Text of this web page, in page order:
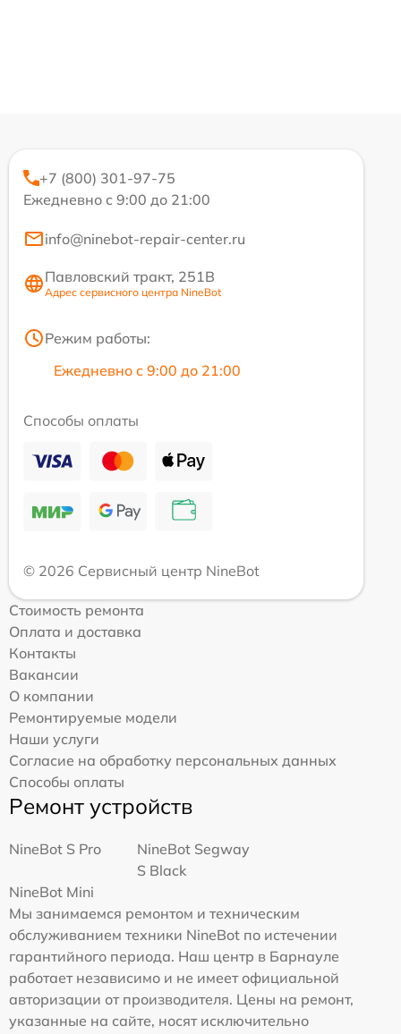
+7 (800) 301-97-75
Ежедневно с 9:00 до 21:00
info@ninebot-repair-center.ru
Павловский тракт, 251В
Адрес сервисного центра NineBot
Режим работы:
Ежедневно с 9:00 до 21:00
Способы оплаты
© 2026 Сервисный центр NineBot
Стоимость ремонта
Оплата и доставка
Контакты
Вакансии
О компании
Ремонтируемые модели
Наши услуги
Согласие на обработку персональных данных
Способы оплаты
Ремонт устройств
NineBot S Pro
NineBot Segway
S Black
NineBot Mini
Мы занимаемся ремонтом и техническим
обслуживанием техники NineBot по истечении
гарантийного периода. Наш центр в Барнауле
работает независимо и не имеет официальной
авторизации от производителя. Цены на ремонт,
указанные на сайте, носят исключительно